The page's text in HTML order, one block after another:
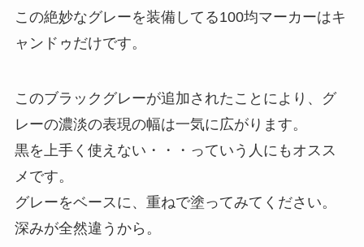
この絶妙なグレーを装備してる100均マーカーはキ
ャンドゥだけです。
このブラックグレーが追加されたことにより、グ
レーの濃淡の表現の幅は一気に広がります。
黒を上手く使えない・・・っていう人にもオスス
メです。
グレーをベースに、重ねで塗ってみてください。
深みが全然違うから。